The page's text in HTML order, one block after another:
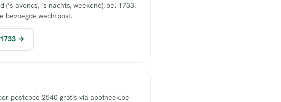
avonds, ’s nachts, weekend): bel 1733.
bevoegde wachtpost.
→
postcode 2540 gratis via apotheek.be